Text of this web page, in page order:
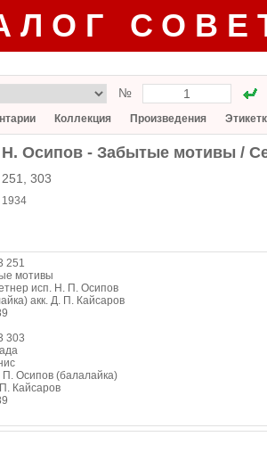
№
Коллекция Произведения
Н. Осипов - Забытые мотивы /
251, 303
1934
251
мотивы
исп. Н. П. Осипов
акк. Д. П. Кайсаров
303
П. Осипов (балалайка)
Кайсаров